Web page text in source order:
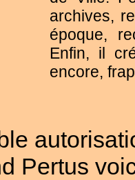
archives,
époque,
Enfin, il
encore,
Pertus